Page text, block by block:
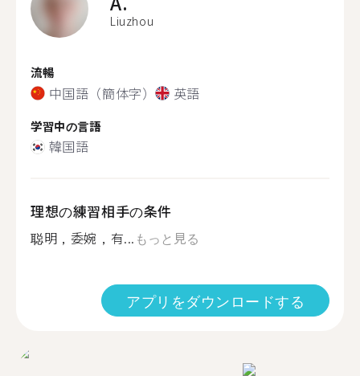
Liuzhou
流暢
中国語（簡体字） 英語
学習中の言語
韓国語
理想の練習相手の条件
聪明，委婉，有... もっと見る
アプリをダウンロードする